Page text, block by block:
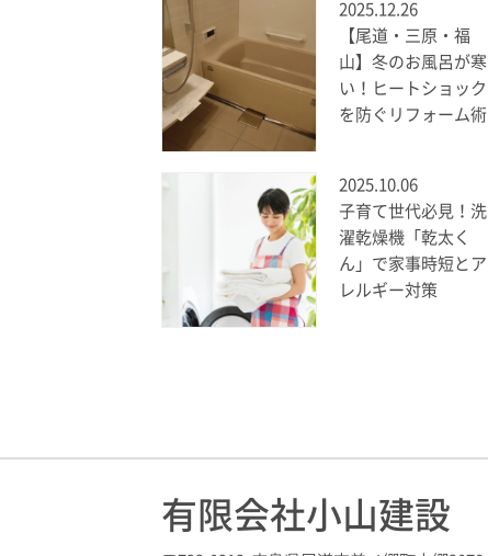
2025.12.26
【尾道・三原・福
山】冬のお風呂が寒
い！ヒートショック
を防ぐリフォーム術
2025.10.06
子育て世代必見！洗
濯乾燥機「乾太く
ん」で家事時短とア
レルギー対策
有限会社小山建設